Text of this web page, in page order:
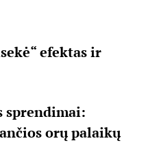
efektas ir
sprendimai:
orų palaikų